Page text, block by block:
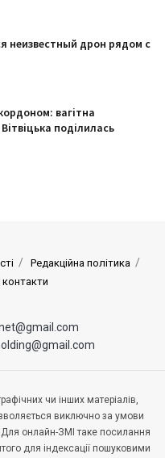
неизвестный дрон рядом с
вагітна
поділилась
Редакційна політика
чи інших матеріалів,
виключно за умови
онлайн-ЗМІ таке посилання
для індексації пошуковими